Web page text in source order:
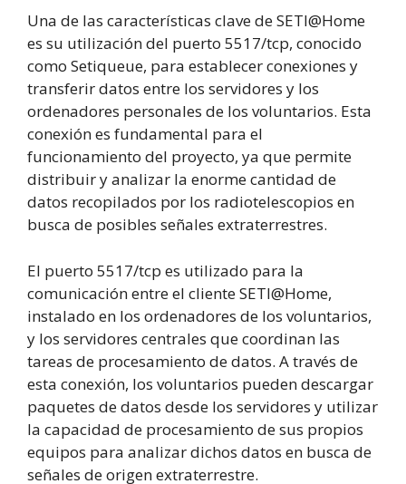
Una de las características clave de SETI@Home
es su utilización del puerto 5517/tcp, conocido
como Setiqueue, para establecer conexiones y
transferir datos entre los servidores y los
ordenadores personales de los voluntarios. Esta
conexión es fundamental para el
funcionamiento del proyecto, ya que permite
distribuir y analizar la enorme cantidad de
datos recopilados por los radiotelescopios en
busca de posibles señales extraterrestres.
El puerto 5517/tcp es utilizado para la
comunicación entre el cliente SETI@Home,
instalado en los ordenadores de los voluntarios,
y los servidores centrales que coordinan las
tareas de procesamiento de datos. A través de
esta conexión, los voluntarios pueden descargar
paquetes de datos desde los servidores y utilizar
la capacidad de procesamiento de sus propios
equipos para analizar dichos datos en busca de
señales de origen extraterrestre.